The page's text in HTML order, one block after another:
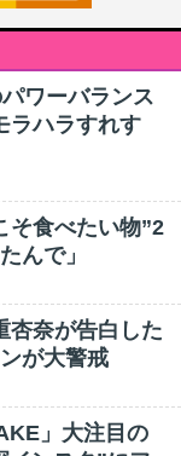
ワーバランス
ラハラすれす
そ食べたい物”2
んで」
杏奈が告白した
が大警戒
」大注目の